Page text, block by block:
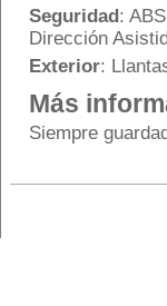
Seguridad:
Dirección
Exterior:
Más
Siempre